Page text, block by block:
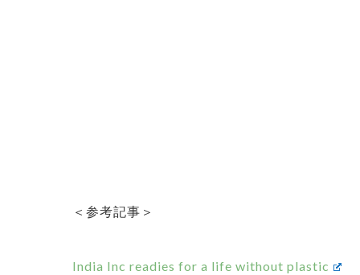
＜参考記事＞
India Inc readies for a life without plastic